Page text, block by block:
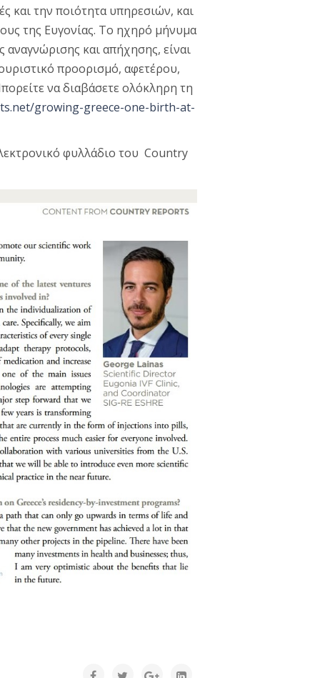
και την ποιότητα υπηρεσιών, και
της Ευγονίας. To ηχηρό μήνυμα
αναγνώρισης και απήχησης, είναι
προορισμό, αφετέρου,
να διαβάσετε ολόκληρη τη
growing-greece-one-birth-at-
φυλλάδιο του Country